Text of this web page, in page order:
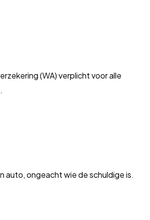
(WA) verplicht voor alle
auto, ongeacht wie de schuldige is.